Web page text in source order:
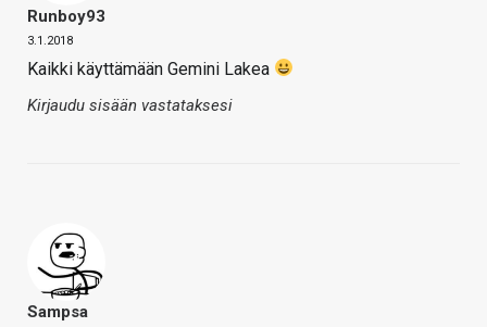
Runboy93
3.1.2018
Kaikki käyttämään Gemini Lakea
Kirjaudu sisään vastataksesi
Sampsa